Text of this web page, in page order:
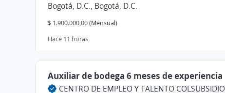
Bogotá, D.C., Bogotá, D.C.
$ 1.900.000,00 (Mensual)
Hace 11 horas
Auxiliar de bodega 6 meses de experiencia
CENTRO DE EMPLEO Y TALENTO COLSUBSIDIO